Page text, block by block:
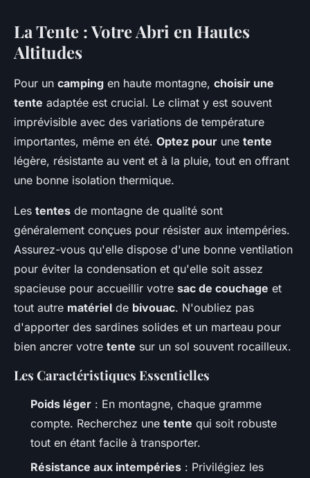
La Tente : Votre Abri en Hautes
Altitudes
Pour un camping en haute montagne, choisir une
tente adaptée est crucial. Le climat y est souvent
imprévisible avec des variations de température
importantes, même en été. Optez pour une tente
légère, résistante au vent et à la pluie, tout en offrant
une bonne isolation thermique.
Les tentes de montagne de qualité sont
généralement conçues pour résister aux intempéries.
Assurez-vous qu'elle dispose d'une bonne ventilation
pour éviter la condensation et qu'elle soit assez
spacieuse pour accueillir votre sac de couchage et
tout autre matériel de bivouac. N'oubliez pas
d'apporter des sardines solides et un marteau pour
bien ancrer votre tente sur un sol souvent rocailleux.
Les Caractéristiques Essentielles
Poids léger : En montagne, chaque gramme
compte. Recherchez une tente qui soit robuste
tout en étant facile à transporter.
Résistance aux intempéries : Privilégiez les